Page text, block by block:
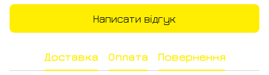
Написати відгук
Доставка Оплата Повернення